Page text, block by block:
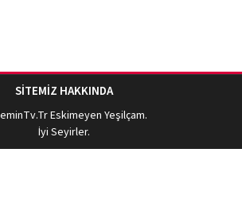
SİTEMİZ HAKKINDA
Eskimeyen Yeşilçam.
İyi Seyirler.